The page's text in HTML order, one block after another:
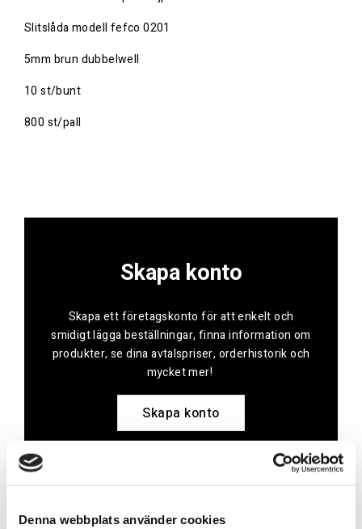
Denna webbplats använder cookies
Slitslåda modell fefco 0201
5mm brun dubbelwell
10 st/bunt
800 st/pall
Skapa konto
Skapa ett företagskonto för att enkelt och
smidigt lägga beställningar, finna information om
produkter, se dina avtalspriser, orderhistorik och
mycket mer!
Skapa konto
Kontakt